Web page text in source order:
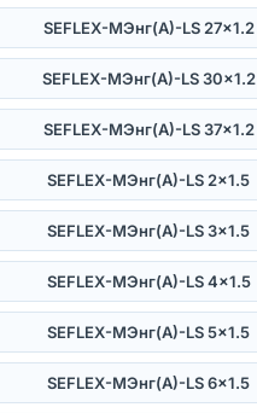
SEFLEX-MЭнг(А)-LS 27×1.2
SEFLEX-MЭнг(А)-LS 30×1.2
SEFLEX-MЭнг(А)-LS 37×1.2
SEFLEX-MЭнг(А)-LS 2×1.5
SEFLEX-MЭнг(А)-LS 3×1.5
SEFLEX-MЭнг(А)-LS 4×1.5
SEFLEX-MЭнг(А)-LS 5×1.5
SEFLEX-MЭнг(А)-LS 6×1.5